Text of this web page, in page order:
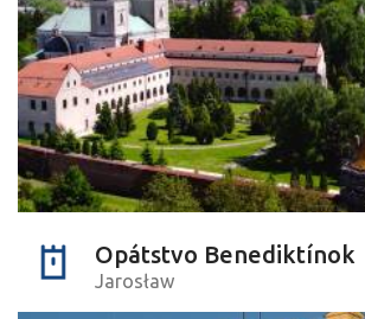
Opátstvo Benediktínok
Jarosław